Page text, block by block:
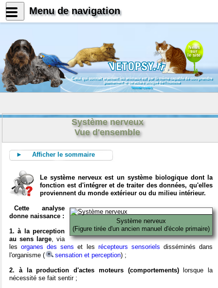
News
sur
le site
Celui qui connait vraiment les animaux est par là même capable de comprendre
pleinement le caractère unique de l'homme
Konrad Lorenz
Système nerveux
Vue d'ensemble
► Afficher le sommaire
Le système nerveux est un système biologique dont la
fonction est d'intégrer et de traiter des données, qu'elles
proviennent du monde extérieur ou du milieu intérieur.
Système nerveux
(Figure tirée d'un ancien manuel d'école primaire)
Cette analyse
donne naissance :
1. à la perception
au sens large, via
lesorganes des sens et les récepteurs sensoriels disséminés dans
l'organisme (
sensation et perception) ;
2. à la production d'actes moteurs (comportements)lorsque la
nécessité se fait sentir ;
Menu de navigation